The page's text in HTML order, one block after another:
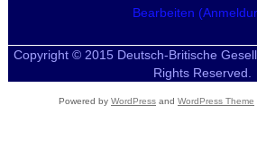
Bearbeiten
Copyright © 2015 Deutsch-Britische
Rights Reserved.
Powered by WordPress and WordPress Theme